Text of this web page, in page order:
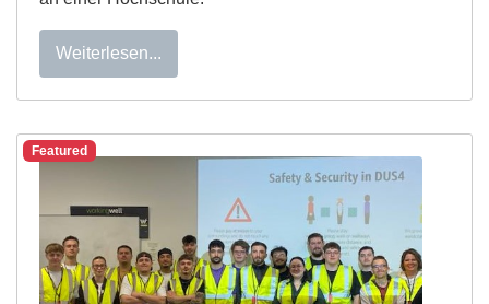
Weiterlesen...
Featured